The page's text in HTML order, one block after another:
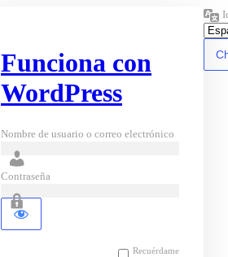
Funciona con
WordPress
Nombre de usuario o correo electrónico
Contraseña
Recuérdame